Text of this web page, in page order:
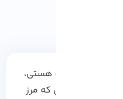
فرصت در گیمینگ هستی،
خورده؛ جایی که مرز